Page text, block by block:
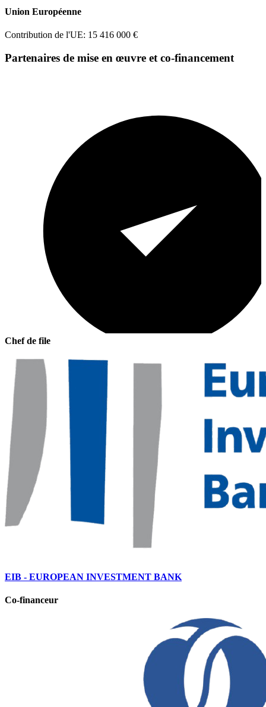
Union Européenne
Contribution de l'UE: 15 416 000 €
Partenaires de mise en œuvre et co-financement
Chef de file
EIB - EUROPEAN INVESTMENT BANK
Co-financeur